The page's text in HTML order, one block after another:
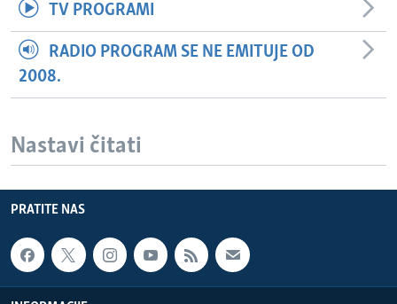
TV PROGRAMI
RADIO PROGRAM SE NE EMITUJE OD
2008.
Nastavi čitati
PRATITE NAS